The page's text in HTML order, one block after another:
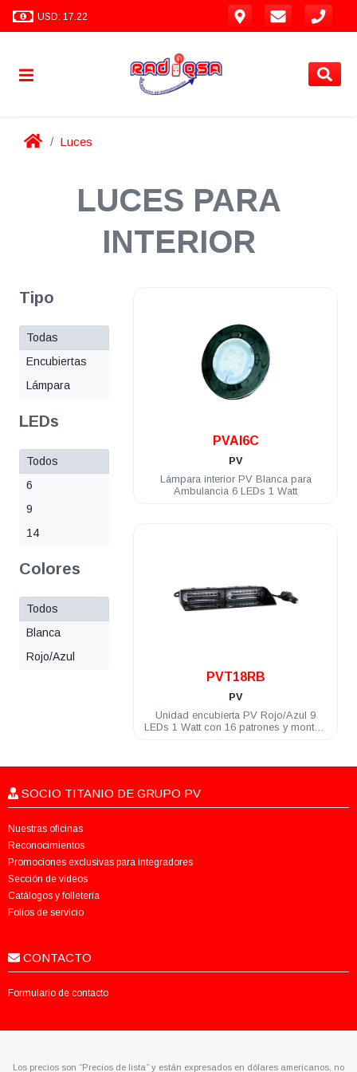
USD: 17.22
Luces
LUCES PARA
INTERIOR
Tipo
Todas
Encubiertas
Lámpara
LEDs
Todos
6
9
14
Colores
Todos
Blanca
Rojo/Azul
PVAI6C
PV
Lámpara interior PV Blanca para
Ambulancia 6 LEDs 1 Watt
PVT18RB
PV
Unidad encubierta PV Rojo/Azul 9
LEDs 1 Watt con 16 patrones y montaje
SOCIO TITANIO DE GRUPO PV
Nuestras oficinas
Reconocimientos
Promociones exclusivas para integradores
Sección de videos
Catálogos y folletería
Folios de servicio
CONTACTO
Formulario de contacto
Los precios son “Precios de lista” y están expresados en dólares americanos, no